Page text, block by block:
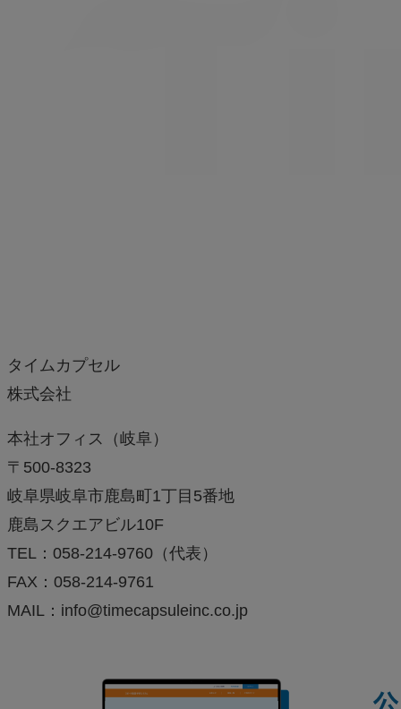
タイムカプセル
株式会社
本社オフィス（岐阜）
〒500-8323
岐阜県岐阜市鹿島町1丁目5番地
鹿島スクエアビル10F
TEL：058-214-9760（代表）
FAX：058-214-9761
MAIL：info@timecapsuleinc.co.jp